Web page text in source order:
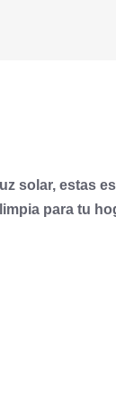
solar, estas
para tu